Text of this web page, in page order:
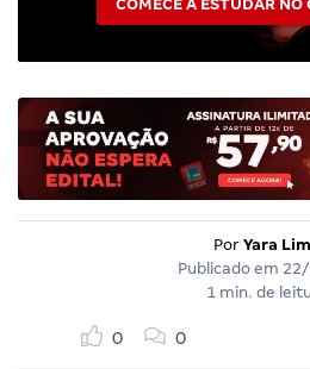
COMECE A ESTUDAR NO
Por Yara
Publicado em
1 min. de
0 0